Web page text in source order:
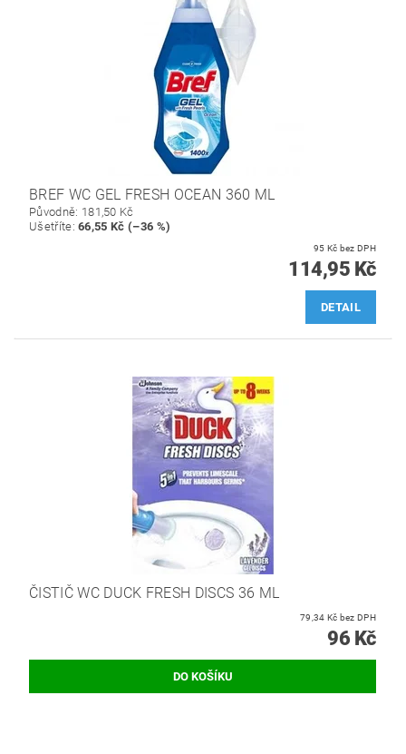
BREF WC GEL FRESH OCEAN 360 ML
Původně: 181,50 Kč
Ušetříte:66,55 Kč (–36 %)
95 Kč bez DPH
114,95 Kč
DETAIL
ČISTIČ WC DUCK FRESH DISCS 36 ML
79,34 Kč bez DPH
96 Kč